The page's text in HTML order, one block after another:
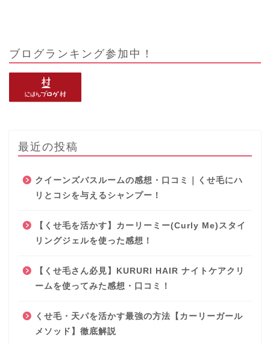
ブログランキング参加中！
最近の投稿
クイーンズバスルームの感想・口コミ｜くせ毛にハ
リとコシを与えるシャンプー！
【くせ毛を活かす】カーリーミー(Curly Me)スタイ
リングジェルを使った感想！
【くせ毛さん必見】KURURI HAIR ナイトケアクリ
ームを使ってみた感想・口コミ！
くせ毛・天パを活かす最強の方法【カーリーガール
メソッド】徹底解説